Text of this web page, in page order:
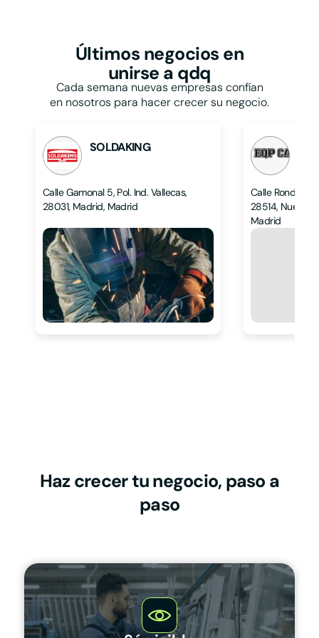
Peluquerías
Persianas
Pintores
Pizzerías
Psicólogos
Tiendas de ropa
Tintorerías y lavanderías
Toldos
Veterinarios
Últimos negocios en
unirse a qdq
Cada semana nuevas empresas confían
en nosotros para hacer crecer su negocio.
L
SOLDAKING
Calle Gamonal 5, Pol. Ind. Vallecas,
28031, Madrid, Madrid
L
Calle Ronda
28514, Nuevo
Madrid
Haz crecer tu negocio, paso a
paso